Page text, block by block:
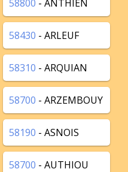
58800 - ANTHIEN
58430 - ARLEUF
58310 - ARQUIAN
58700 - ARZEMBOUY
58190 - ASNOIS
58700 - AUTHIOU